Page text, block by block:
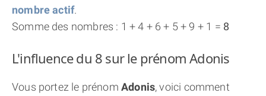
nombre actif.
Somme des nombres : 1 + 4 + 6 + 5 + 9 + 1 = 8
L'influence du 8 sur le prénom Adonis
Vous portez le prénom Adonis, voici comment